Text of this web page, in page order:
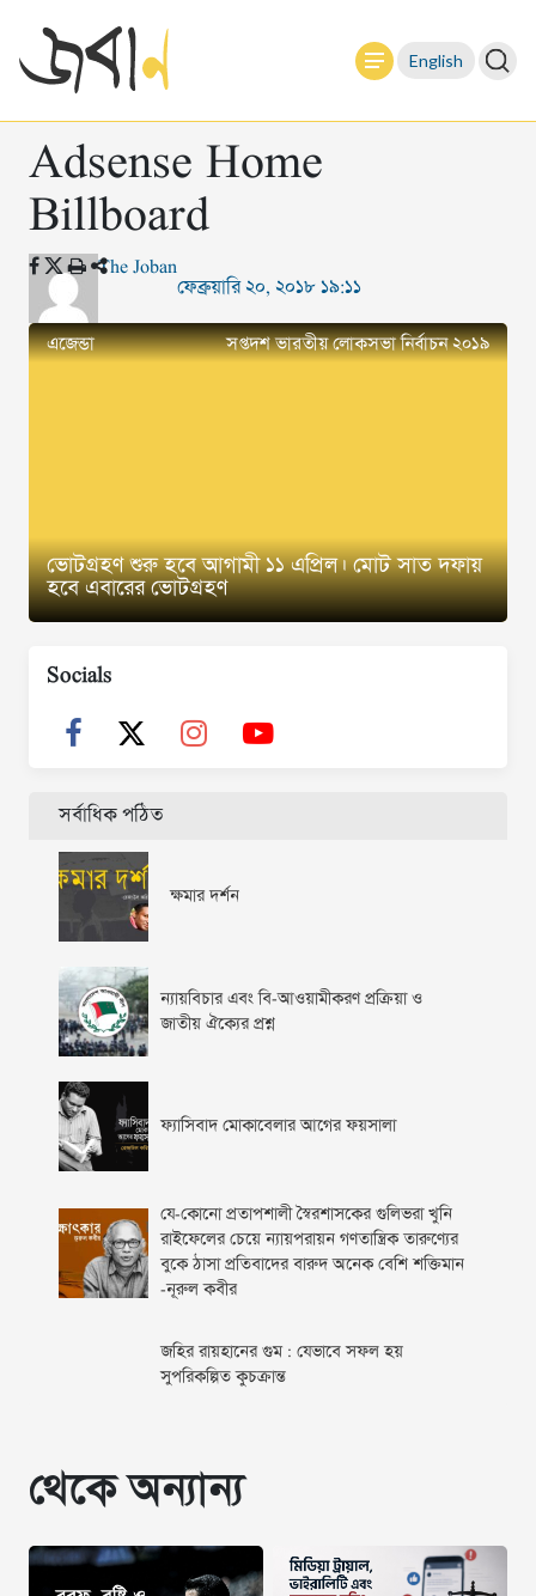
English
Adsense Home
Billboard
The Joban
ফেব্রুয়ারি ২০, ২০১৮ ১৯:১১
এজেন্ডা সপ্তদশ ভারতীয় লোকসভা নির্বাচন ২০১৯
ভোটগ্রহণ শুরু হবে আগামী ১১ এপ্রিল। মোট সাত দফায়
হবে এবারের ভোটগ্রহণ
Socials
সর্বাধিক পঠিত
ক্ষমার দর্শন
ন্যায়বিচার এবং বি-আওয়ামীকরণ প্রক্রিয়া ও
জাতীয় ঐক্যের প্রশ্ন
ফ্যাসিবাদ মোকাবেলার আগের ফয়সালা
যে-কোনো প্রতাপশালী স্বৈরশাসকের গুলিভরা খুনি
রাইফেলের চেয়ে ন্যায়পরায়ন গণতান্ত্রিক তারুণ্যের
বুকে ঠাসা প্রতিবাদের বারুদ অনেক বেশি শক্তিমান
-নূরুল কবীর
জহির রায়হানের গুম : যেভাবে সফল হয়
সুপরিকল্পিত কুচক্রান্ত
থেকে অন্যান্য